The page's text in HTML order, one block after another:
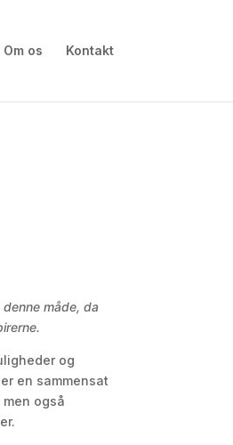
Om os Kontakt
måde, da
og
en sammensat
også